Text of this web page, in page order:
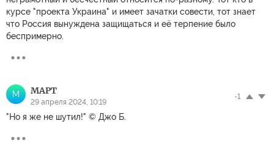
курсе "проекта Украина" и имеет зачатки совести, тот знает
что Россия вынуждена защищаться и её терпение было
беспримерно.
M MAPT
29 апреля 2024, 10:19
-1
"Но я же не шутил!" © Джо Б.